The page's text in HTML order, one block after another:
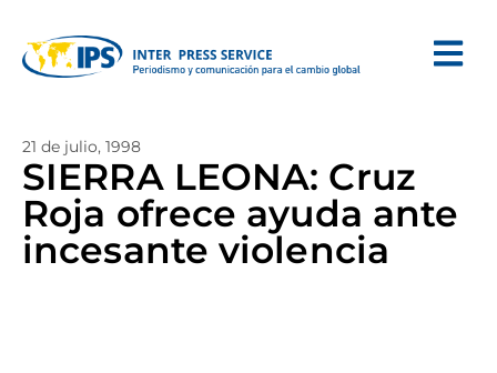
21 de julio, 1998
SIERRA LEONA: Cruz
Roja ofrece ayuda ante
incesante violencia